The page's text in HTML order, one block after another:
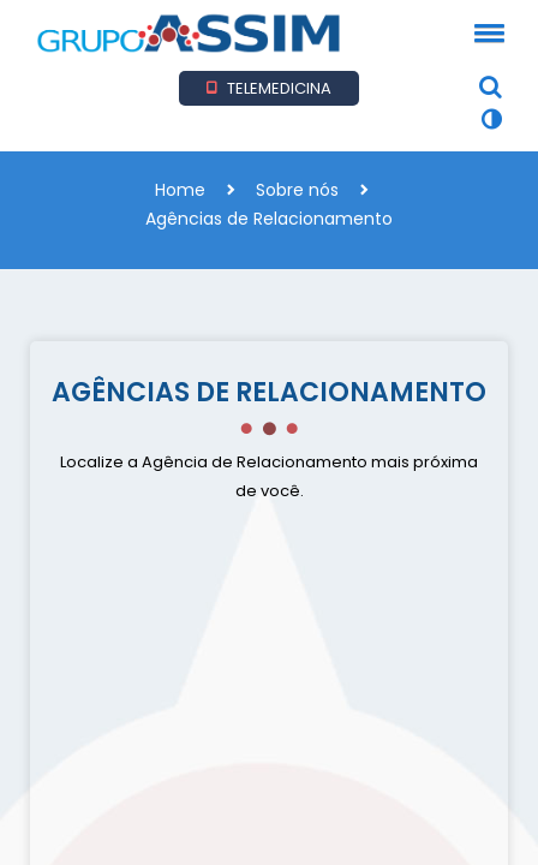
TELEMEDICINA
Home
Sobre nós
Agências de Relacionamento
AGÊNCIAS DE RELACIONAMENTO
Localize a Agência de Relacionamento mais próxima
de você.